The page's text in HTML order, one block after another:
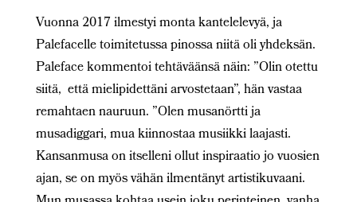
Vuonna 2017 ilmestyi monta kantelelevyä, ja
Palefacelle toimitetussa pinossa niitä oli yhdeksän.
Paleface kommentoi tehtäväänsä näin: ”Olin otettu
siitä, että mielipidettäni arvostetaan”, hän vastaa
remahtaen nauruun. ”Olen musanörtti ja
musadiggari, mua kiinnostaa musiikki laajasti.
Kansanmusa on itselleni ollut inspiraatio jo vuosien
ajan, se on myös vähän ilmentänyt artistikuvaani.